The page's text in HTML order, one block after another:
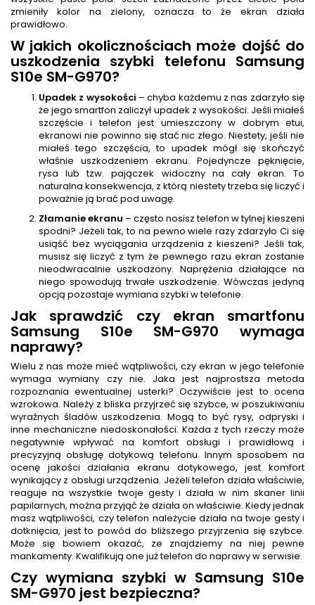
zmieniły kolor na zielony, oznacza to że ekran działa
prawidłowo.
W jakich okolicznościach może dojść do
uszkodzenia szybki telefonu Samsung
S10e SM-G970?
Upadek z wysokości – chyba każdemu z nas zdarzyło się
że jego smartfon zaliczył upadek z wysokości. Jeśli miałeś
szczęście i telefon jest umieszczony w dobrym etui,
ekranowi nie powinno się stać nic złego. Niestety, jeśli nie
miałeś tego szczęścia, to upadek mógł się skończyć
właśnie uszkodzeniem ekranu. Pojedyncze pęknięcie,
rysa lub tzw. pajączek widoczny na cały ekran. To
naturalna konsekwencja, z którą niestety trzeba się liczyć i
poważnie ją brać pod uwagę.
Złamanie ekranu – często nosisz telefon w tylnej kieszeni
spodni? Jeżeli tak, to na pewno wiele razy zdarzyło Ci się
usiąść bez wyciągania urządzenia z kieszeni? Jeśli tak,
musisz się liczyć z tym że pewnego razu ekran zostanie
nieodwracalnie uszkodzony. Naprężenia działające na
niego spowodują trwałe uszkodzenie. Wówczas jedyną
opcją pozostaje wymiana szybki w telefonie.
Jak sprawdzić czy ekran smartfonu
Samsung S10e SM-G970 wymaga
naprawy?
Wielu z nas może mieć wątpliwości, czy ekran w jego telefonie
wymaga wymiany czy nie. Jaka jest najprostsza metoda
rozpoznania ewentualnej usterki? Oczywiście jest to ocena
wzrokowa. Należy z bliska przyjrzeć się szybce, w poszukiwaniu
wyraźnych śladów uszkodzenia. Mogą to być rysy, odpryski i
inne mechaniczne niedoskonałości. Każda z tych rzeczy może
negatywnie wpływać na komfort obsługi i prawidłową i
precyzyjną obsługę dotykową telefonu. Innym sposobem na
ocenę jakości działania ekranu dotykowego, jest komfort
wynikający z obsługi urządzenia. Jeżeli telefon działa właściwie,
reaguje na wszystkie twoje gesty i działa w nim skaner linii
papilarnych, można przyjąć że działa on właściwie. Kiedy jednak
masz wątpliwości, czy telefon należycie działa na twoje gesty i
dotknięcia, jest to powód do bliższego przyjrzenia się szybce.
Może się bowiem okazać, ze znajdziemy na niej pewne
mankamenty. Kwalifikują one już telefon do naprawy w serwisie.
Czy wymiana szybki w Samsung S10e
SM-G970 jest bezpieczna?